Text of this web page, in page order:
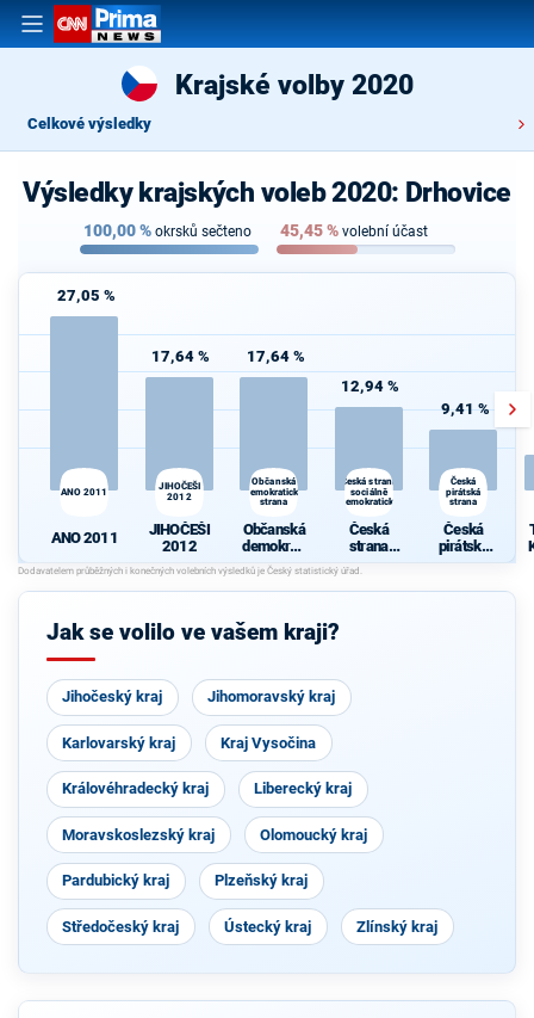
Krajské volby 2020
Celkové výsledky
Výsledky krajských voleb 2020: Drhovice
100,00% okrsků sečteno 45,45% volební účast
27,05 %
ANO 2011
ANO 2011
17,64 %
JIHOČEŠI
2012
JIHOČEŠI
2012
17,64 %
Občanská
demokratická
strana
Občanská
demokrati
cká strana
12,94 %
Česká strana
sociálně
demokratická
Česká
strana
sociálně
demokrati
cká
9,41 %
Česká
pirátská
strana
Česká
pirátská
strana
Jak se volilo ve vašem kraji?
Jihočeský kraj Jihomoravský kraj
Karlovarský kraj Kraj Vysočina
Královéhradecký kraj Liberecký kraj
Moravskoslezský kraj Olomoucký kraj
Pardubický kraj Plzeňský kraj
Středočeský kraj Ústecký kraj Zlínský kraj